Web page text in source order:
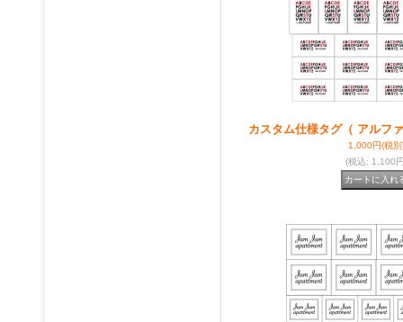
カスタム仕様タグ（ アルフ
1,000円(税別
(税込: 1,100